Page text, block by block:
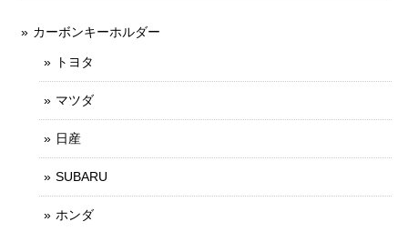
カーボンキーホルダー
トヨタ
マツダ
日産
SUBARU
ホンダ